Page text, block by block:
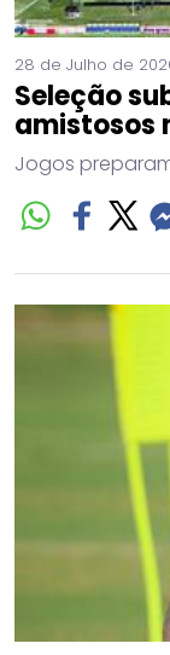
28 de Julho de
Seleção
amistosos
Jogos